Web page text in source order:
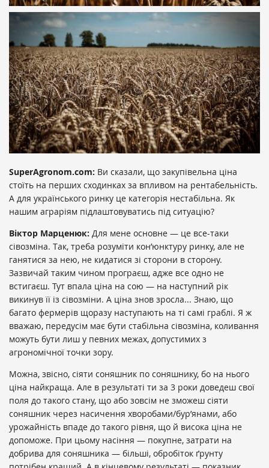
SuperAgronom.com: Ви сказали, що закупівельна ціна
стоїть на перших сходинках за впливом на рентабельність.
А для українського ринку це категорія нестабільна. Як
нашим аграріям підлаштовуватись під ситуацію?
Віктор Марценюк: Для мене основне — це все-таки
сівозміна. Так, треба розуміти кон’юнктуру ринку, але не
ганятися за нею, не кидатися зі сторони в сторону.
Зазвичай таким чином програєш, адже все одно не
встигаєш. Тут впала ціна на сою — на наступний рік
викинув її із сівозміни. А ціна знов зросла... Знаю, що
багато фермерів щоразу наступають на ті самі граблі. Я ж
вважаю, передусім має бути стабільна сівозміна, коливання
можуть бути лиш у певних межах, допустимих з
агрономічної точки зору.
Можна, звісно, сіяти соняшник по соняшнику, бо на нього
ціна найкраща. Але в результаті ти за 3 роки доведеш свої
поля до такого стану, що або зовсім не зможеш сіяти
соняшник через насичення хворобами/бур’янами, або
урожайність впаде до такого рівня, що й висока ціна не
допоможе. При цьому насіння — покупне, затрати на
добрива для соняшника — більші, обробіток ґрунту